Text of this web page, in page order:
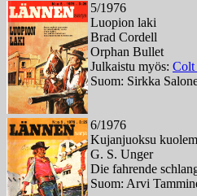
5/1976
Luopion laki
Brad Cordell
Orphan Bullet
Julkaistu myös: Colt
Suom: Sirkka
6/1976
Kujanjuoksu
G. S. Unger
Die fahrende
Suom: Arvi